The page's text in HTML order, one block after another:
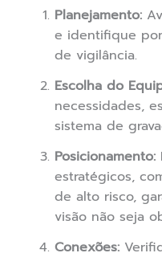
Planejamento:
e identifique
de vigilância.
Escolha do
necessidades,
sistema de
Posicionamento:
estratégicos,
de alto risco,
visão não seja
Conexões: